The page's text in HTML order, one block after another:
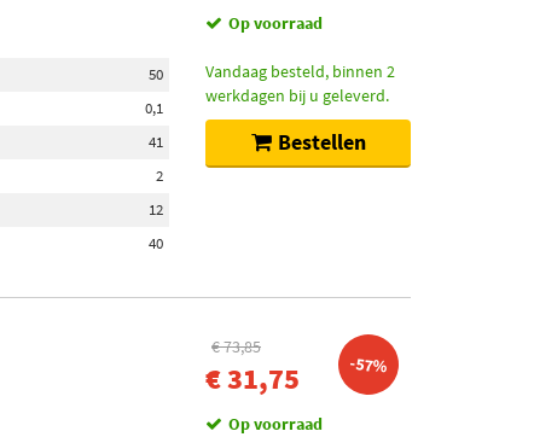
50
0,1
41
2
12
40
Op voorraad
Vandaag besteld, binnen 2
werkdagen bij u geleverd.
Bestellen
€ 73,85
€ 31,75 -57%
Op voorraad